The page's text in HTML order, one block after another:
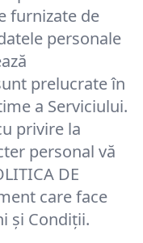
furnizate de
personale
prelucrate în
a Serviciului.
privire la
personal vă
DE
care face
și Condiții.